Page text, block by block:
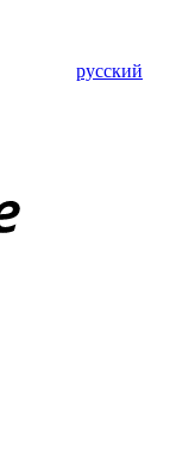
pусский